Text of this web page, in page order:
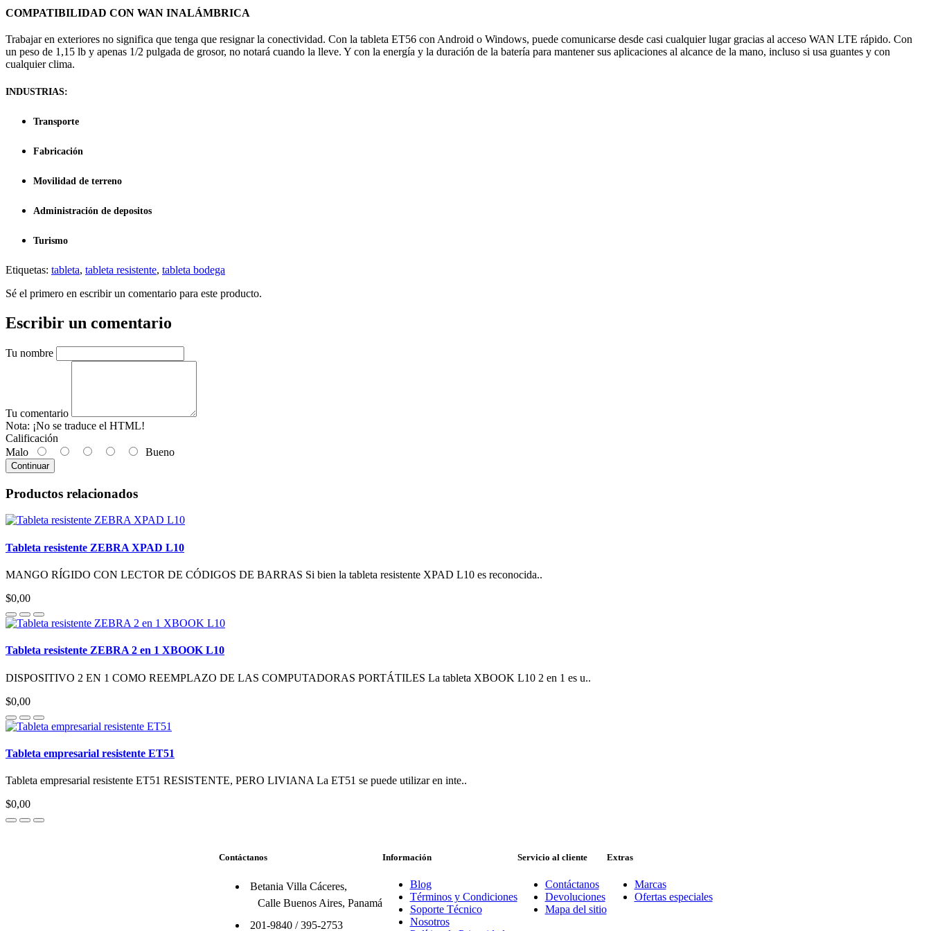
COMPATIBILIDAD CON WAN INALÁMBRICA
Trabajar en exteriores no significa que tenga que resignar la conectividad. Con la tableta ET56 con Android o Windows, puede comunicarse desde casi cualquier lugar gracias al acceso WAN LTE rápido. Con
un peso de 1,15 lb y apenas 1/2 pulgada de grosor, no notará cuando la lleve. Y con la energía y la duración de la batería para mantener sus aplicaciones al alcance de la mano, incluso si usa guantes y con
cualquier clima.
INDUSTRIAS:
Transporte
Fabricación
Movilidad de terreno
Administración de depositos
Turismo
Etiquetas: tableta, tableta resistente, tableta bodega
Sé el primero en escribir un comentario para este producto.
Escribir un comentario
Tu nombre
Tu comentario
Nota: ¡No se traduce el HTML!
Calificación
Malo
Bueno
Continuar
Productos relacionados
Tableta resistente ZEBRA XPAD L10
MANGO RÍGIDO CON LECTOR DE CÓDIGOS DE BARRAS Si bien la tableta resistente XPAD L10 es reconocida..
$0,00
Tableta resistente ZEBRA 2 en 1 XBOOK L10
DISPOSITIVO 2 EN 1 COMO REEMPLAZO DE LAS COMPUTADORAS PORTÁTILES La tableta XBOOK L10 2 en 1 es u..
$0,00
Tableta empresarial resistente ET51
Tableta empresarial resistente ET51 RESISTENTE, PERO LIVIANA La ET51 se puede utilizar en inte..
$0,00
Contáctanos
Betania Villa Cáceres,
Calle Buenos Aires, Panamá
201-9840/395-2753
Información
Blog
Términos y Condiciones
Soporte Técnico
Nosotros
Servicio al cliente
Contáctanos
Devoluciones
Mapa del sitio
Extras
Marcas
Ofertas especiales